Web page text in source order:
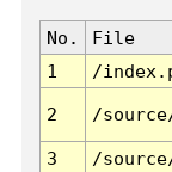
No. File
1
/
2 /
3 /